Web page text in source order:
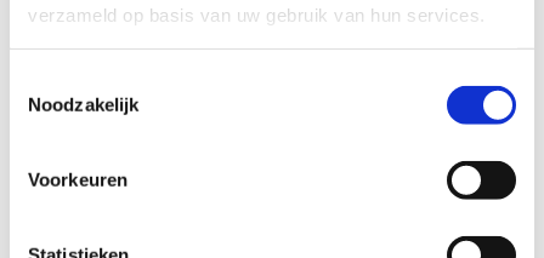
verzameld op basis van uw gebruik van hun services.
Noodzakelijk
Voorkeuren
Jouw vraag